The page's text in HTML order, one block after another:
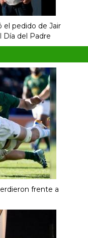
el pedido de Jair
Día del Padre
frente a